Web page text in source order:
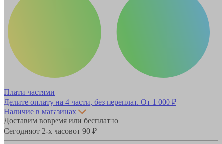
Плати частями
Делите оплату на 4 части, без переплат. От 1 000 ₽
Наличие в магазинах
Доставим вовремя или бесплатно
Сегодняот 2-х часовот 90 ₽